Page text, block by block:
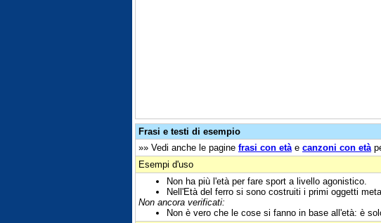
Frasi e testi di esempio
»» Vedi anche le pagine frasi con età e canzoni con età
Esempi d'uso
Non ha più l'età per fare sport a livello agonistico.
Nell'Età del ferro si sono costruiti i primi oggetti
Non ancora verificati:
Non è vero che le cose si fanno in base all'età: è